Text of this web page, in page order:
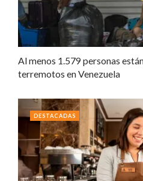
Al menos 1.579 personas
terremotos en Venezuela
DESTACADAS